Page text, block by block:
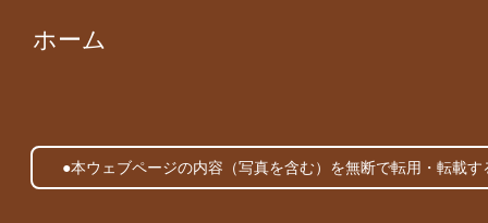
ホーム
●本ウェブページの内容（写真を含む）を無断で転用・転載